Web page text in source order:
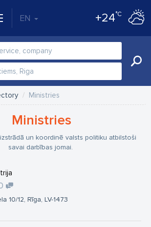
EN +24°C
Ministries
Ministries
un koordinē valsts politiku atbilstoši
savai darbības jomai.
10/12, Rīga, LV-1473